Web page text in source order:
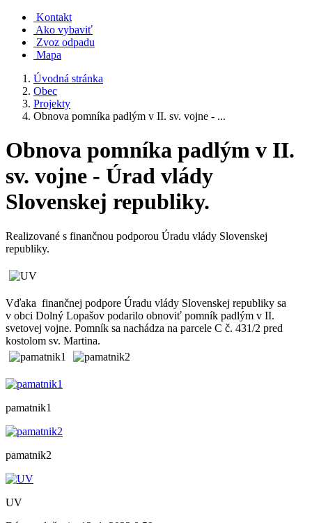
Kontakt
Ako vybaviť
Zvoz odpadu
Mapa
Úvodná stránka
Obec
Projekty
Obnova pomníka padlým v II. sv. vojne - ...
Obnova pomníka padlým v II.
sv. vojne - Úrad vlády
Slovenskej republiky.
Realizované s finančnou podporou Úradu vlády Slovenskej
republiky.
Vďaka finančnej podpore Úradu vlády Slovenskej republiky sa
v obci Dolný Lopašov podarilo obnoviť pomník padlým v II.
svetovej vojne. Pomník sa nachádza na parcele C č. 431/2 pred
kostolom sv. Martina.
pamatnik1
pamatnik2
UV